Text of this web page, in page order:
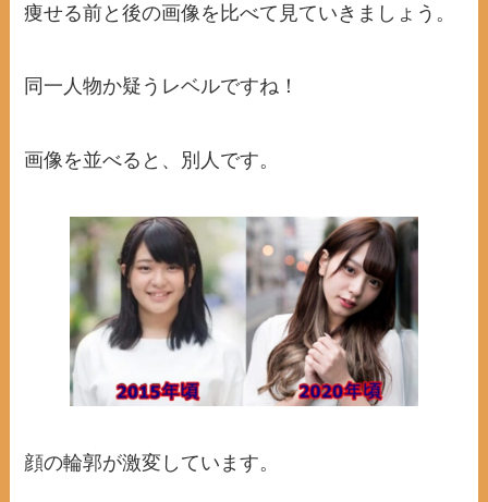
痩せる前と後の画像を比べて見ていきましょう。
同一人物か疑うレベルですね！
画像を並べると、別人です。
顔の輪郭が激変しています。